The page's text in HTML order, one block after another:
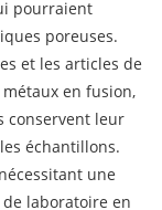
pourraient
poreuses.
et les articles de
en fusion,
conservent leur
échantillons.
une
laboratoire en